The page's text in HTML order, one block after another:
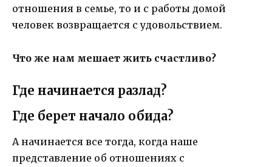
отношения в семье, то и с работы домой
человек возвращается с удовольствием.
Что же нам мешает жить счастливо?
Где начинается разлад?
Где берет начало обида?
А начинается все тогда, когда наше
представление об отношениях с